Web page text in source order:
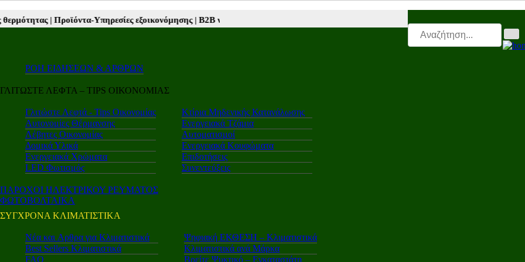
Υπηρεσίες εξοικονόμησης |Β2Β νέα |Autotriti.gr |
ΡΟΗ ΕΙΔΗΣΕΩΝ & ΑΡΘΡΩΝ
ΓΛΙΤΩΣΤΕ ΛΕΦΤΑ – TIPS ΟΙΚΟΝΟΜΙΑΣ
Γλιτώστε Λεφτά - Tips Οικονομίας
Αυτονομίες Θέρμανσης
Λέβητες Οικονομίας
Δομικά Υλικά
Ενεργειακά Χρώματα
LED Φωτισμός
Κτίρια Μηδενικής Κατανάλωσης
Ενεργειακά Τζάμια
Αυτοματισμοί
Ενεργειακά Κουφώματα
Επιδοτήσεις
Συνεντεύξεις
ΠΑΡΟΧΟΙ ΗΛΕΚΤΡΙΚΟΥ ΡΕΥΜΑΤΟΣ
ΦΩΤΟΒΟΛΤΑΙΚΑ
ΣΥΓΧΡΟΝΑ ΚΛΙΜΑΤΙΣΤΙΚΑ
Νέα και Aρθρα για Κλιματιστικά
Best Sellers Κλιματιστικά
FAQ
Ψηφιακή ΕΚΘΕΣΗ – Κλιματιστικά
Κλιματιστικά ανά Μάρκα
Βρείτε Ψυκτικό – Εγκαταστάτη